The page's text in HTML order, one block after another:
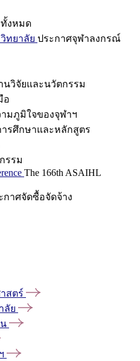
งหมด
ทยาลัย ประกาศจุฬาลงกรณ์
นวิจัยและนวัตกรรม
อ
มภูมิใจของจุฬาฯ
ารศึกษาและหลักสูตร
รรม
The 166th ASAIHL
กาศจัดซื้อจัดจ้าง
สตร์
ลัย